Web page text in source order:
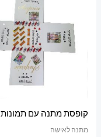
קופסת מתנה עם תמונות
מתנה לאישה